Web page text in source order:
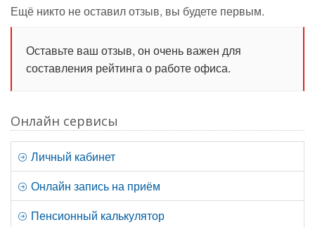
Ещё никто не оставил отзыв, вы будете первым.
Оставьте ваш отзыв, он очень важен для
составления рейтинга о работе офиса.
Онлайн сервисы
Личный кабинет
Онлайн запись на приём
Пенсионный калькулятор